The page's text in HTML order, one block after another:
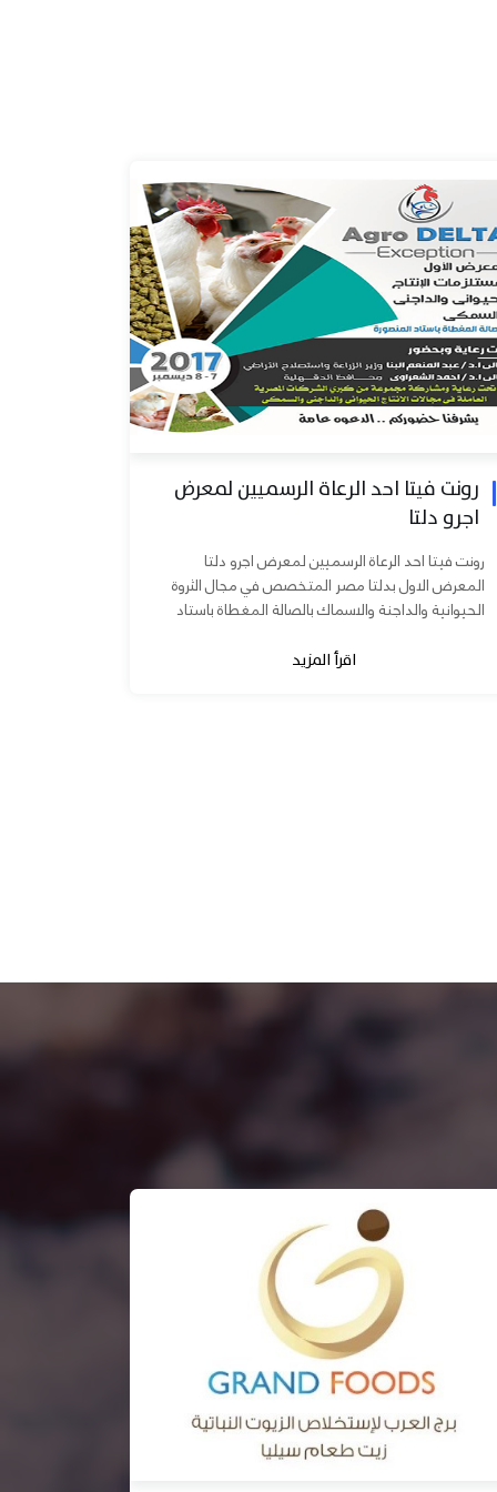
رونت فيتا احد الرعاة الرسميين لمعرض
اجرو دلتا
رونت فيتا احد الرعاة الرسميين لمعرض اجرو دلتا
المعرض الاول بدلتا مصر المتخصص في مجال الثروة
الحيوانية والداجنة والاسماك بالصالة المغطاة باستاد
اقرأ المزيد